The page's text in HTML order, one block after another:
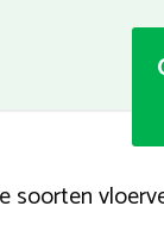
soorten